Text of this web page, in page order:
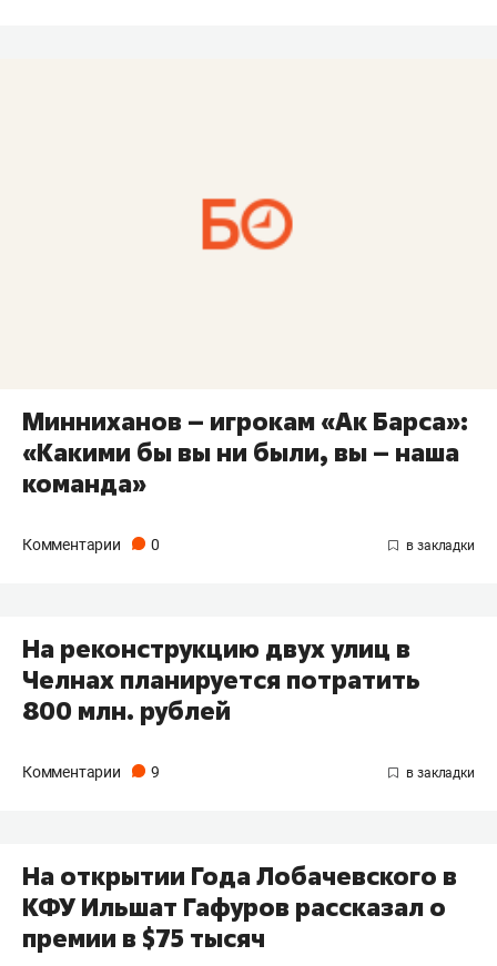
Минниханов – игрокам «Ак Барса»:
«Какими бы вы ни были, вы – наша
команда»
Комментарии 0
​На реконструкцию двух улиц в
Челнах планируется потратить
800 млн. рублей
Комментарии 9
​На открытии Года Лобачевского в
КФУ Ильшат Гафуров рассказал о
премии в $75 тысяч